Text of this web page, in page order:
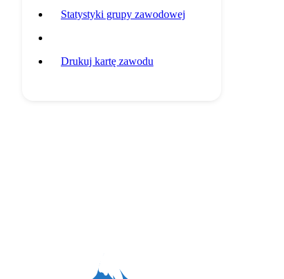
Statystyki grupy zawodowej
Drukuj kartę zawodu